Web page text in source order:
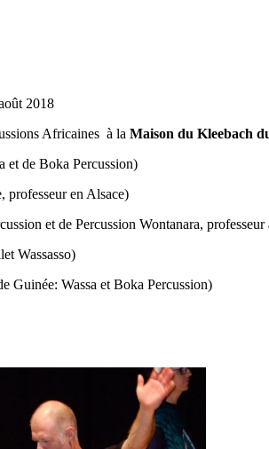
2018
Africaines à la Maison du Kleebach
et de Boka Percussion)
professeur en Alsace)
et de Percussion Wontanara,
Wassasso)
Guinée: Wassa et Boka Percussion)